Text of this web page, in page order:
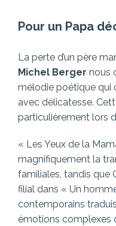
Pour un Papa
La perte d’un père
Michel Berger nous
mélodie poétique qui
avec délicatesse.
particulièrement lors
« Les Yeux de la
magnifiquement la
familiales, tandis que
filial dans « Un
contemporains
émotions complexes